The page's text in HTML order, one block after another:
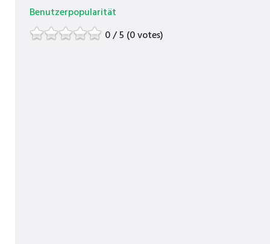
Benutzerpopularität
0 / 5 (0 votes)